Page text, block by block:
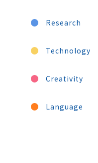
Research
Technology
Creativity
Language